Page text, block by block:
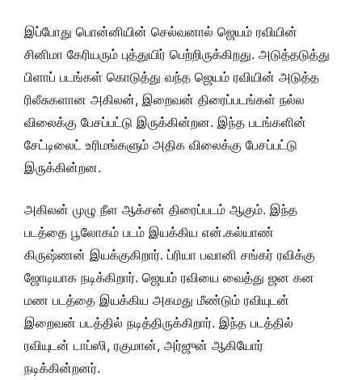
இப்போது பொன்னியின் செல்வனால் ஜெயம் ரவியின்
சினிமா கேரியரும் புத்துயிர் பெற்றிருக்கிறது. அடுத்தடுத்து
பிளாப் படங்கள் கொடுத்து வந்த ஜெயம் ரவியின் அடுத்த
ரிலீசுகளான அகிலன், இறைவன் திரைப்படங்கள் நல்ல
விலைக்கு பேசப்பட்டு இருக்கின்றன. இந்த படங்களின்
சேட்டிலைட் உரிமங்களும் அதிக விலைக்கு பேசப்பட்டு
இருக்கின்றன.
அகிலன் முழு நீள ஆக்சன் திரைப்படம் ஆகும். இந்த
படத்தை பூலோகம் படம் இயக்கிய என்.கல்யாண்
கிருஷ்ணன் இயக்குகிறார். ப்ரியா பவானி சங்கர் ரவிக்கு
ஜோடியாக நடிக்கிறார். ஜெயம் ரவியை வைத்து ஜன கன
மண படத்தை இயக்கிய அகமது மீண்டும் ரவியுடன்
இறைவன் படத்தில் நடித்திருக்கிறார். இந்த படத்தில்
ரவியுடன் டாப்ஸி, ரகுமான், அர்ஜுன் ஆகியோர்
நடிக்கின்றனர்.